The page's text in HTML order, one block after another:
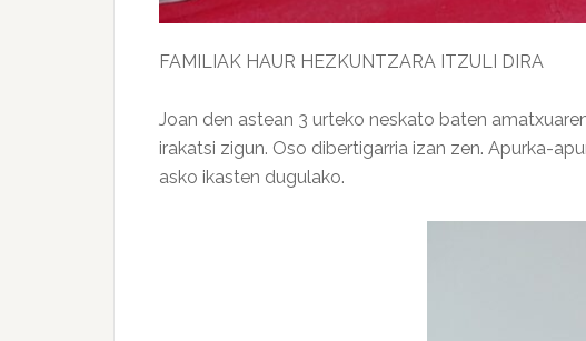
FAMILIAK HAUR HEZKUNTZARA ITZULI DIRA
Joan den astean 3 urteko neskato baten
irakatsi zigun. Oso dibertigarria izan zen. Apurka-
asko ikasten dugulako.